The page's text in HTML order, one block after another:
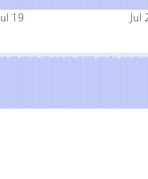
19 Jul